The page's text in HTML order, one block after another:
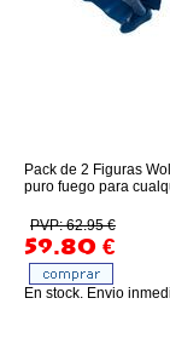
Pack de 2 Figuras
puro fuego para
PVP: 62.95 €
59.80 €
En stock. Envio